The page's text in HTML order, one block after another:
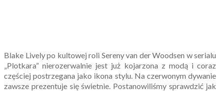
Blake Lively po kultowej roli Sereny van der Woodsen w serialu
„Plotkara” nierozerwalnie jest już kojarzona z modą i coraz
częściej postrzegana jako ikona stylu. Na czerwonym dywanie
zawsze prezentuje się świetnie. Postanowiliśmy sprawdzić jak